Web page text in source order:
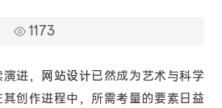
1173
进， 网站设计已然成为艺术与科学
创作进程中，所需考量的要素日益